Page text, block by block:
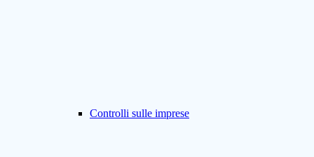
Controlli sulle imprese